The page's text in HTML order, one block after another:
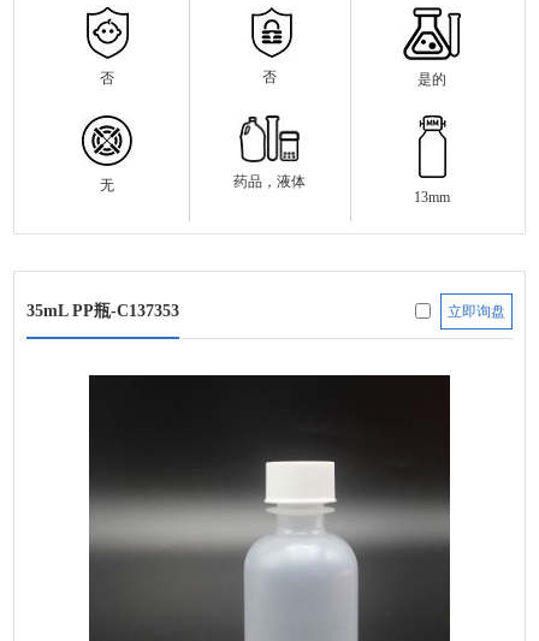
否 否 是的
无
药品，液体
13mm
35mL PP瓶-C137353 立即询盘